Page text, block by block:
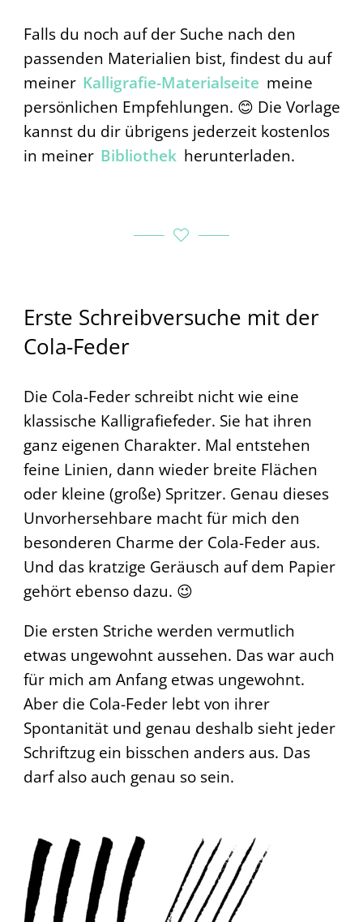
Falls du noch auf der Suche nach den
passenden Materialien bist, findest du auf
meiner Kalligrafie-Materialseite meine
persönlichen Empfehlungen. 😊 Die Vorlage
kannst du dir übrigens jederzeit kostenlos
in meiner Bibliothek herunterladen.
Erste Schreibversuche mit der
Cola-Feder
Die Cola-Feder schreibt nicht wie eine
klassische Kalligrafiefeder. Sie hat ihren
ganz eigenen Charakter. Mal entstehen
feine Linien, dann wieder breite Flächen
oder kleine (große) Spritzer. Genau dieses
Unvorhersehbare macht für mich den
besonderen Charme der Cola-Feder aus.
Und das kratzige Geräusch auf dem Papier
gehört ebenso dazu. 😉
Die ersten Striche werden vermutlich
etwas ungewohnt aussehen. Das war auch
für mich am Anfang etwas ungewohnt.
Aber die Cola-Feder lebt von ihrer
Spontanität und genau deshalb sieht jeder
Schriftzug ein bisschen anders aus. Das
darf also auch genau so sein.